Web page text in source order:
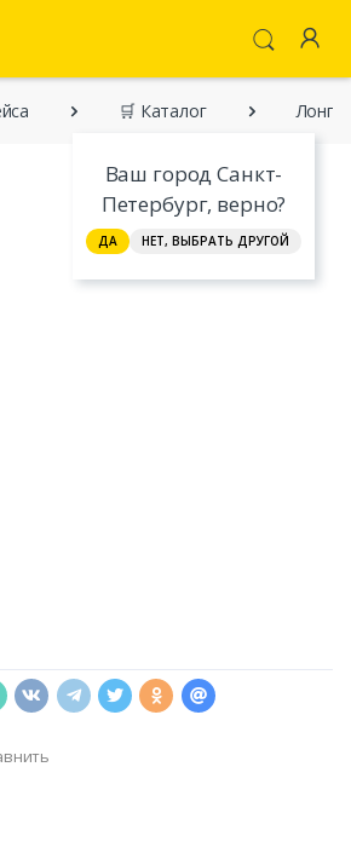
Ваш город Санкт-
Петербург, верно?
ДА НЕТ, ВЫБРАТЬ ДРУГОЙ
🛒 Каталог